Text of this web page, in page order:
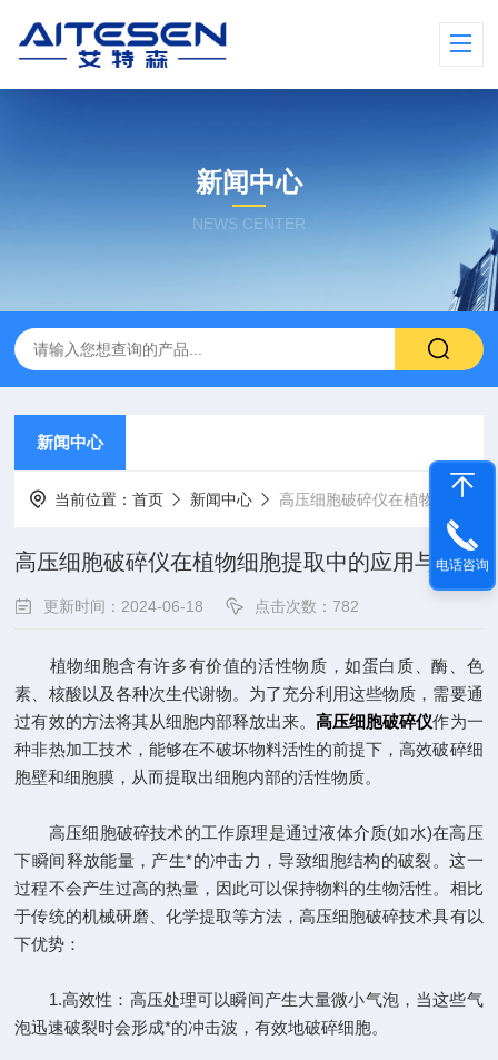
新闻中心
NEWS CENTER
新闻中心
当前位置：首页 新闻中心 高压细胞破碎仪在植物细胞提取中的应用与发展
高压细胞破碎仪在植物细胞提取中的应用与发展
更新时间：2024-06-18 点击次数：782
植物细胞含有许多有价值的活性物质，如蛋白质、酶、色
素、核酸以及各种次生代谢物。为了充分利用这些物质，需要通
过有效的方法将其从细胞内部释放出来。高压细胞破碎仪作为一
种非热加工技术，能够在不破坏物料活性的前提下，高效破碎细
胞壁和细胞膜，从而提取出细胞内部的活性物质。
高压细胞破碎技术的工作原理是通过液体介质(如水)在高压
下瞬间释放能量，产生*的冲击力，导致细胞结构的破裂。这一
过程不会产生过高的热量，因此可以保持物料的生物活性。相比
于传统的机械研磨、化学提取等方法，高压细胞破碎技术具有以
下优势：
1.高效性：高压处理可以瞬间产生大量微小气泡，当这些气
泡迅速破裂时会形成*的冲击波，有效地破碎细胞。
电话咨询